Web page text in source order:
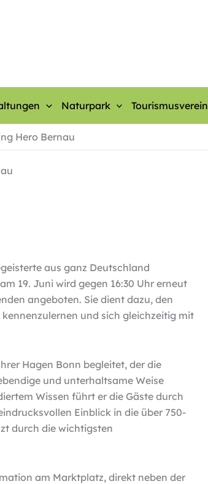
Naturpark Tourismusverein
Hero Bernau
aus ganz Deutschland
19. Juni wird gegen 16:30 Uhr erneut
angeboten. Sie dient dazu, den
und sich gleichzeitig mit
Hagen Bonn begleitet, der die
und unterhaltsame Weise
Wissen führt er die Gäste durch
Einblick in die über 750-
durch die wichtigsten
am Marktplatz, direkt neben der